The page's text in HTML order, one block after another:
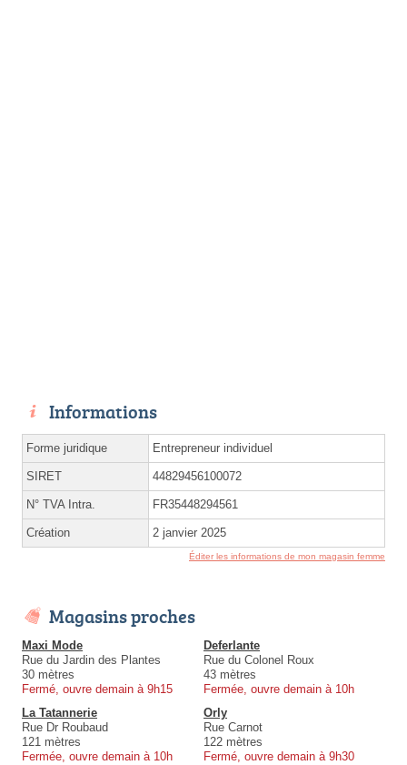
Informations
Forme juridique Entrepreneur individuel
SIRET 44829456100072
N° TVA Intra. FR35448294561
Création 2 janvier 2025
Éditer les informations de mon magasin femme
Magasins proches
Maxi Mode
Rue du Jardin des Plantes
30 mètres
Fermé, ouvre demain à 9h15
Deferlante
Rue du Colonel Roux
43 mètres
Fermée, ouvre demain à 10h
La Tatannerie
Rue Dr Roubaud
121 mètres
Fermée, ouvre demain à 10h
Orly
Rue Carnot
122 mètres
Fermé, ouvre demain à 9h30